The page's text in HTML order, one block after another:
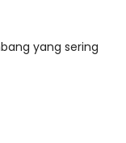
yang sering